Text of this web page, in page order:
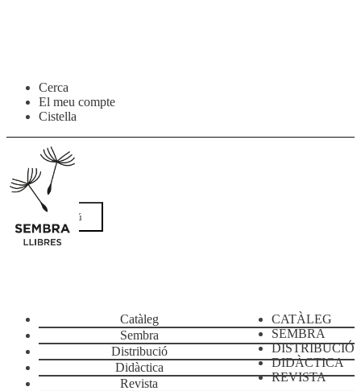
Salta
navegació
contingut
Cerca
El meu compte
Cistella
Menú
CATÀLEG
SEMBRA
DISTRIBUCIÓ
DIDÀCTICA
REVISTA
Catàleg
Sembra
Distribució
Didàctica
Revista